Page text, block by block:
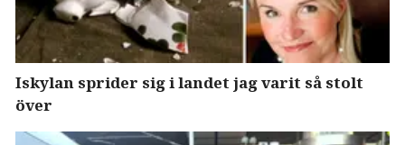
Iskylan sprider sig i landet jag varit så stolt
över